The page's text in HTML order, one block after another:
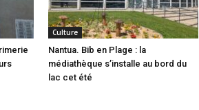
Culture
Nantua. Bib en Plage : la
médiathèque s’installe au bord du
lac cet été